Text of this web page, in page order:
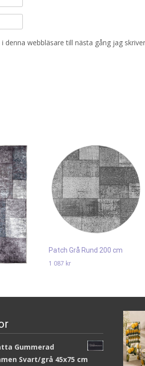
webbläsare till nästa gång jag
Patch Grå Rund 200 cm
1 087 kr
Gummerad
Svart/grå 45x75 cm